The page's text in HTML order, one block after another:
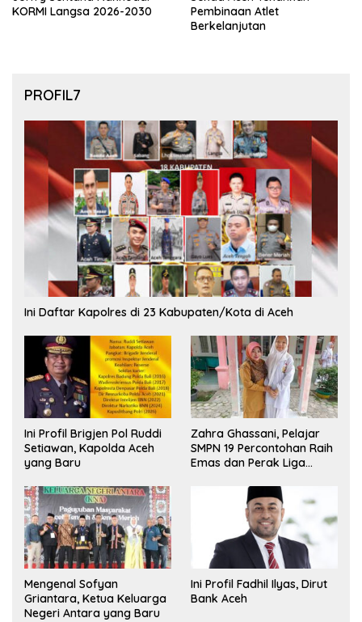
KORMI Langsa 2026-2030
Pembinaan Atlet
Berkelanjutan
PROFIL7
Ini Daftar Kapolres di 23 Kabupaten/Kota di Aceh
Ini Profil Brigjen Pol Ruddi
Setiawan, Kapolda Aceh
yang Baru
Zahra Ghassani, Pelajar
SMPN 19 Percontohan Raih
Emas dan Perak Liga
Mengenal Sofyan
Griantara, Ketua Keluarga
Negeri Antara yang Baru
Ini Profil Fadhil Ilyas, Dirut
Bank Aceh